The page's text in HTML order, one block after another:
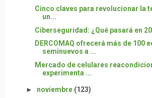
Cinco claves para revolucionar la
un...
Ciberseguridad: ¿Qué pasará en
DERCOMAQ ofrecerá más de 100
seminuevos a ...
Mercado de celulares
experimenta ...
► noviembre (123)